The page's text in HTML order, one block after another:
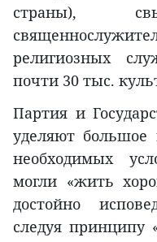
страны),
религиозных
почти 30 тыс.
Партия и
уделяют большое
необходимых
могли «жить
достойно
следуя принципу